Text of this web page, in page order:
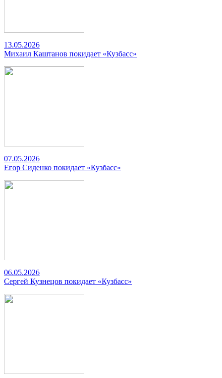
13.05.2026
Михаил Каштанов покидает «Кузбасс»
07.05.2026
Егор Сиденко покидает «Кузбасс»
06.05.2026
Сергей Кузнецов покидает «Кузбасс»